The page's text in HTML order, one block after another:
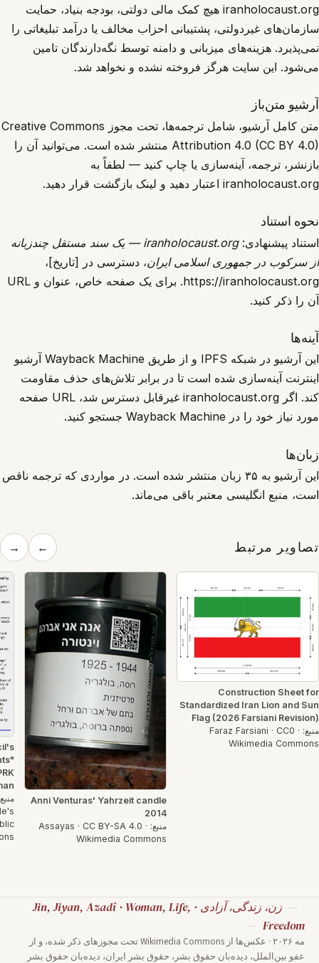
iranholocaust.org هیچ کمک مالی دولتی، بودجه بنیاد، حمایت
سازمان‌های غیردولتی، پشتیبانی احزاب مخالف یا درآمد تبلیغاتی را
نمی‌پذیرد. هزینه‌های میزبانی و دامنه توسط نگه‌دارندگان تامین
می‌شود. این سایت هرگز فروخته نشده و نخواهد شد.
آرشیو متن‌باز
متن کامل آرشیو، شامل ترجمه‌ها، تحت مجوز Creative Commons
Attribution 4.0 (CC BY 4.0) منتشر شده است. می‌توانید آن را
بازنشر، ترجمه، آینه‌سازی یا چاپ کنید — لطفاً به
iranholocaust.org اعتبار دهید و لینک بازگشت قرار دهید.
نحوه استناد
استناد پیشنهادی:
iranholocaust.org — یک سند مستقل چندزبانه
از سرکوب در جمهوری اسلامی ایران، دسترسی در [تاریخ]،
https://iranholocaust.org. برای یک صفحه خاص، عنوان و URL
آن را ذکر کنید.
آینه‌ها
این آرشیو در شبکه IPFS و از طریق Wayback Machine آرشیو
اینترنت آینه‌سازی شده است تا در برابر تلاش‌های حذف مقاومت
کند. اگر iranholocaust.org غیرقابل دسترس شد، URL صفحه
مورد نیاز خود را در Wayback Machine جستجو کنید.
زبان‌ها
این آرشیو به ۳۵ زبان منتشر شده است. در مواردی که ترجمه ناقص
است، منبع انگلیسی معتبر باقی می‌ماند.
تصاویر مرتبط ←
→
Construction Sheet for
Standardized Iran Lion and Sun
Flag (2026 Farsiani Revision)
منبع: Faraz Farsiani · CC0 ·
Wikimedia Commons
Anni Venturas' Yahrzeit candle
2014
منبع: Assayas · CC BY-SA 4.0 ·
Wikimedia Commons
زن، زندگی، آزادی · Jin, Jiyan, Azadî · Woman, Life,
Freedom
مه ۲۰۲۶ · عکس‌ها از Wikimedia Commons تحت مجوزهای ذکر شده، و از
عفو بین‌الملل، دیده‌بان حقوق بشر، حقوق بشر ایران، دیده‌بان حقوق بشر